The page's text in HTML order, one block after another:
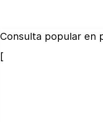
Consulta popular en
[